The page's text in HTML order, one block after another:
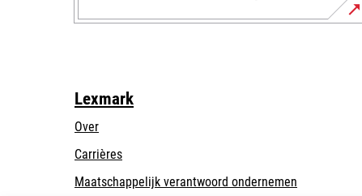
Lexmark
Over
Carrières
Maatschappelijk verantwoord ondernemen